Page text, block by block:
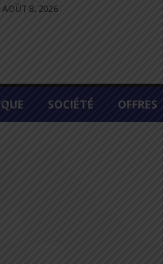
AOÛT 8, 2026
SOCIÉTÉ OFFRES